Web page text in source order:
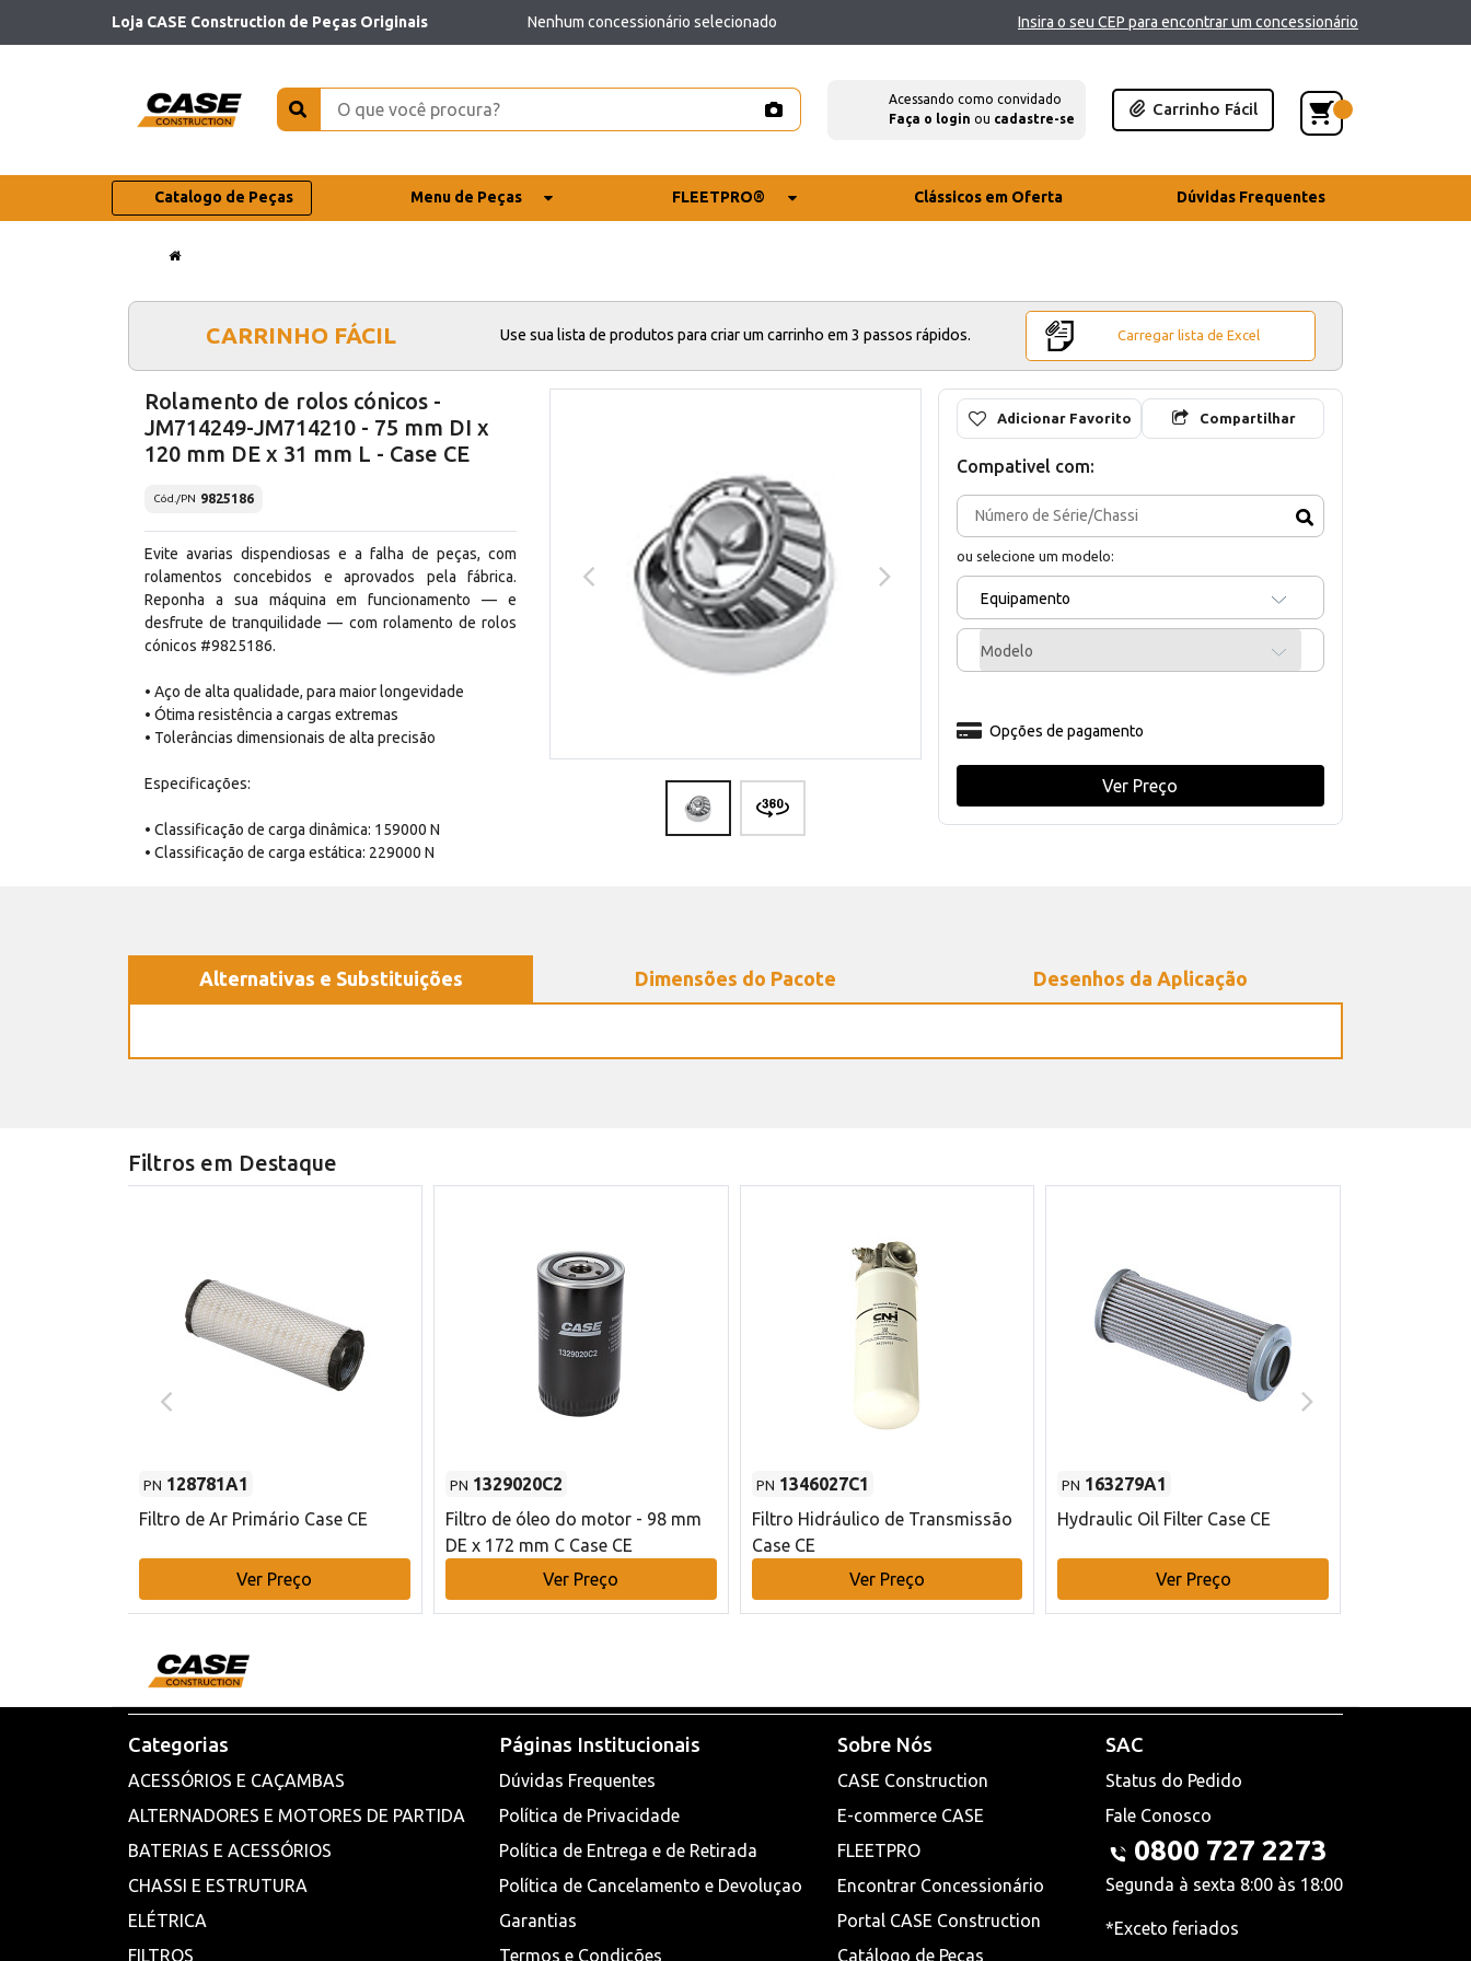
Loja CASE Construction de Peças Originais Nenhum concessionário selecionado Insira o seu CEP para encontrar um concessionário
Acessando como convidado
Faça o login ou cadastre-se
Carrinho Fácil
Catalogo de Peças Menu de Peças FLEETPRO® Clássicos em Oferta Dúvidas Frequentes
CARRINHO FÁCIL Use sua lista de produtos para criar um carrinho em 3 passos rápidos. Carregar lista de Excel
Rolamento de rolos cónicos -
JM714249-JM714210 - 75 mm DI x
120 mm DE x 31 mm L - Case CE
Cód./PN 9825186
Evite avarias dispendiosas e a falha de peças, com
rolamentos concebidos e aprovados pela fábrica.
Reponha a sua máquina em funcionamento — e
desfrute de tranquilidade — com rolamento de rolos
cónicos #9825186.
• Aço de alta qualidade, para maior longevidade
• Ótima resistência a cargas extremas
• Tolerâncias dimensionais de alta precisão
Especificações:
• Classificação de carga dinâmica: 159000 N
• Classificação de carga estática: 229000 N
Adicionar Favorito Compartilhar
Compativel com:
ou selecione um modelo:
Equipamento
Modelo
Opções de pagamento
Ver Preço
Alternativas e Substituições Dimensões do Pacote Desenhos da Aplicação
Filtros em Destaque
PN 128781A1
Filtro de Ar Primário Case CE
Ver Preço
PN 1329020C2
Filtro de óleo do motor - 98 mm
DE x 172 mm C Case CE
Ver Preço
PN 1346027C1
Filtro Hidráulico de Transmissão
Case CE
Ver Preço
PN 163279A1
Hydraulic Oil Filter Case CE
Ver Preço
Categorias
ACESSÓRIOS E CAÇAMBAS
ALTERNADORES E MOTORES DE PARTIDA
BATERIAS E ACESSÓRIOS
CHASSI E ESTRUTURA
ELÉTRICA
FILTROS
Páginas Institucionais
Dúvidas Frequentes
Política de Privacidade
Política de Entrega e de Retirada
Política de Cancelamento e Devoluçao
Garantias
Termos e Condições
Sobre Nós
CASE Construction
E-commerce CASE
FLEETPRO
Encontrar Concessionário
Portal CASE Construction
Catálogo de Peças
SAC
Status do Pedido
Fale Conosco
0800 727 2273
Segunda à sexta 8:00 às 18:00
*Exceto feriados